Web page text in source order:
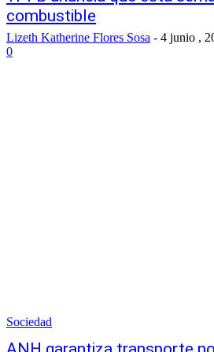
combustible
Lizeth Katherine Flores Sosa - 4 junio ,
0
Sociedad